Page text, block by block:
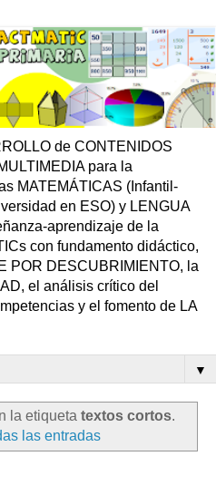
de CONTENIDOS
para la
MATEMÁTICAS (Infantil-
en ESO) y LENGUA
aprendizaje de la
con fundamento didáctico,
POR DESCUBRIMIENTO, la
el análisis crítico del
y el fomento de LA
▼
la etiqueta textos cortos.
las entradas